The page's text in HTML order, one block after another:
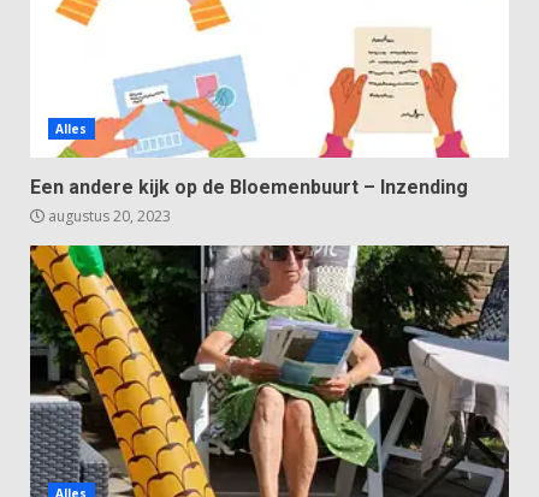
Alles
Een andere kijk op de Bloemenbuurt – Inzending
augustus 20, 2023